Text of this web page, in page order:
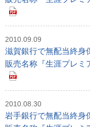
2010.09.09
滋賀銀行で無配当終身
販売名称『生涯プレミ
2010.08.30
岩手銀行で無配当終身